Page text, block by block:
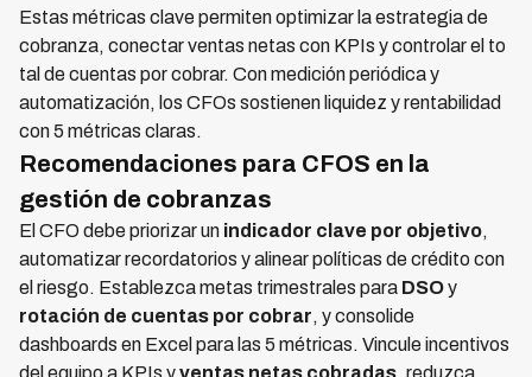
Estas métricas clave permiten optimizar la estrategia de
cobranza, conectar ventas netas con KPIs y controlar el to
tal de cuentas por cobrar. Con medición periódica y
automatización, los CFOs sostienen liquidez y rentabilidad
con 5 métricas claras.
Recomendaciones para CFOS en la
gestión de cobranzas
El CFO debe priorizar un indicador clave por objetivo,
automatizar recordatorios y alinear políticas de crédito con
el riesgo. Establezca metas trimestrales para DSOy
rotación de cuentas por cobrar, y consolide
dashboards en Excel para las 5 métricas. Vincule incentivos
del equipo a KPIs yventas netas cobradas, reduzca